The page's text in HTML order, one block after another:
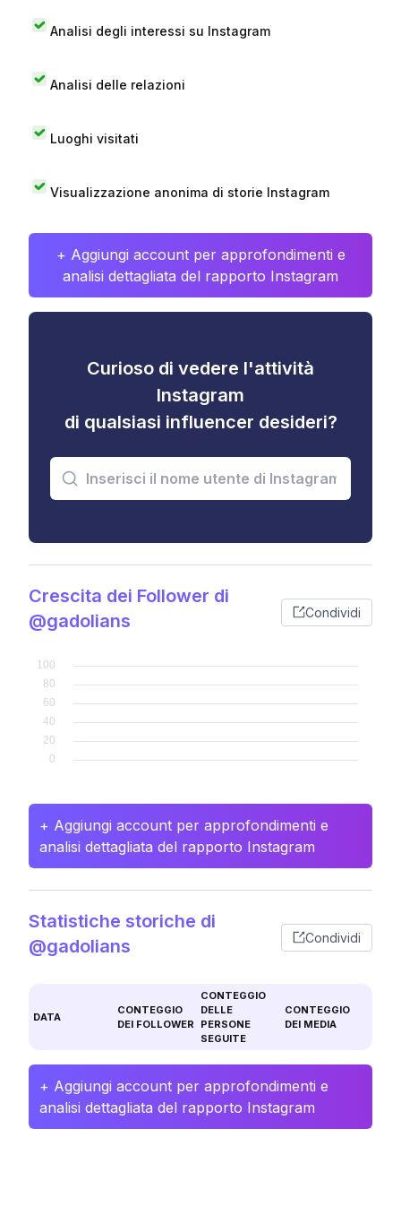
Analisi degli interessi su Instagram
Analisi delle relazioni
Luoghi visitati
Visualizzazione anonima di storie Instagram
+ Aggiungi account per approfondimenti e
analisi dettagliata del rapporto Instagram
Curioso di vedere l'attività
Instagram
di qualsiasi influencer desideri?
Crescita dei Follower di
@gadolians
Condividi
+ Aggiungi account per approfondimenti e
analisi dettagliata del rapporto Instagram
Statistiche storiche di
@gadolians
Condividi
DATA
CONTEGGIO
DEI FOLLOWER
CONTEGGIO
DELLE
PERSONE
SEGUITE
CONTEGGIO
DEI MEDIA
+ Aggiungi account per approfondimenti e
analisi dettagliata del rapporto Instagram